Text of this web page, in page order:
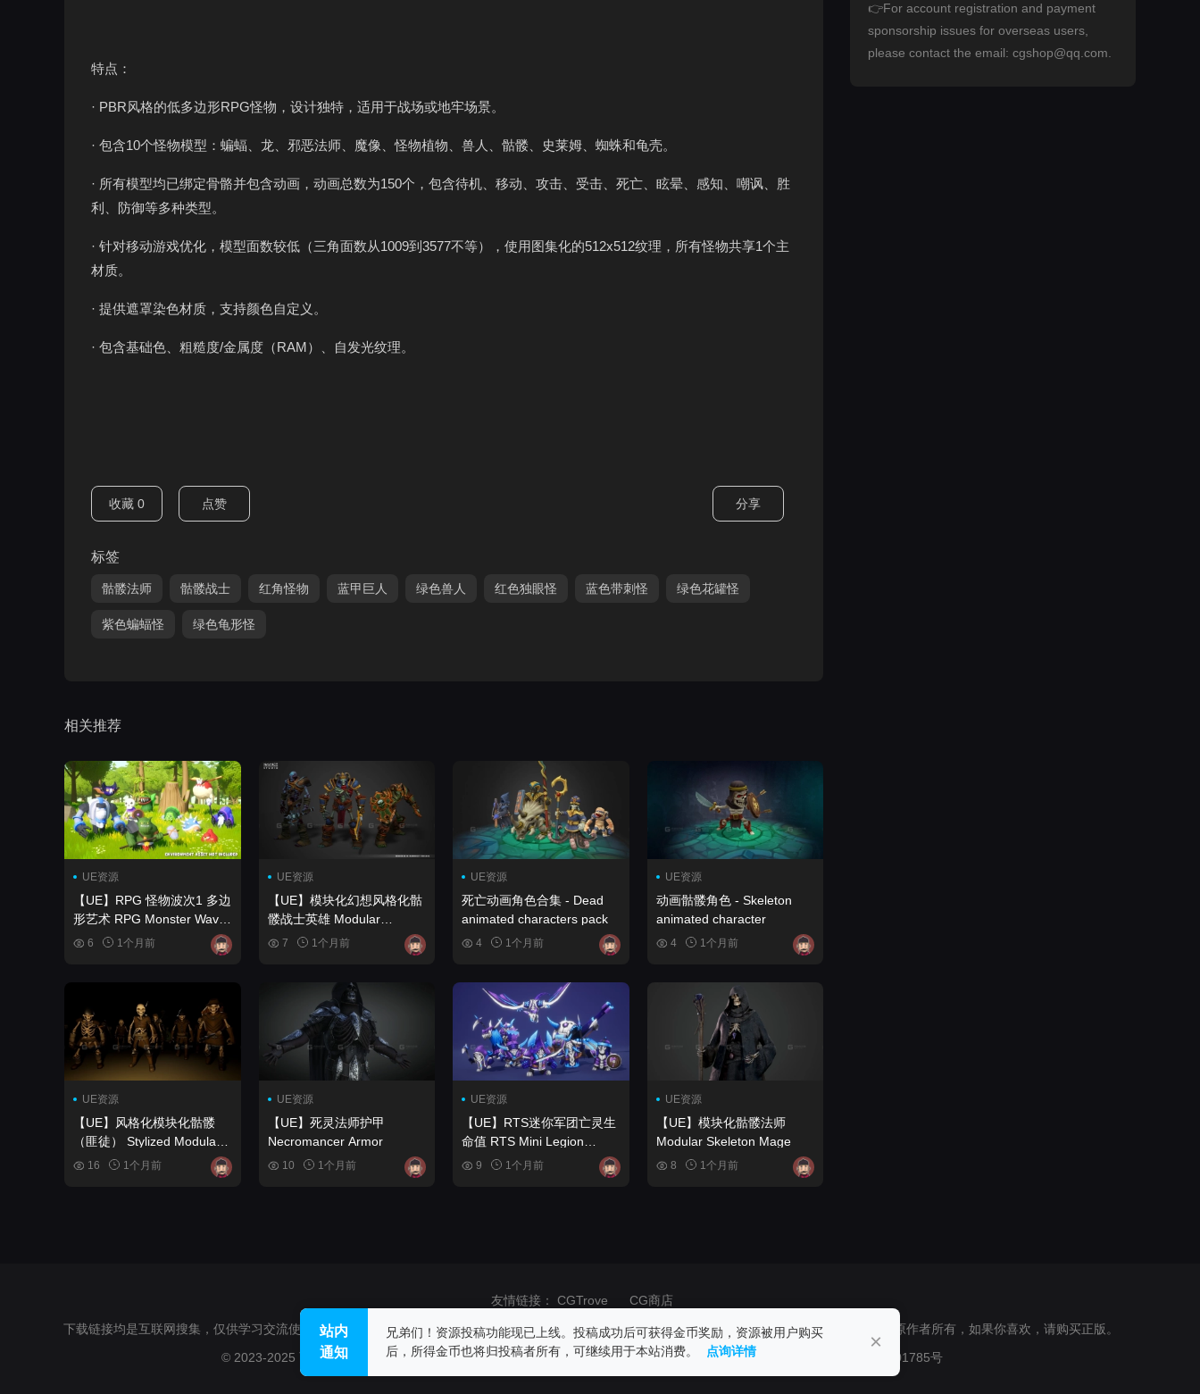
站内
通知
兄弟们！资源投稿功能现已上线。投稿成功后可获得金币奖励，资源被用户购买
后，所得金币也将归投稿者所有，可继续用于本站消费。
点询详情 ×
特点：
· PBR风格的低多边形RPG怪物，设计独特，适用于战场或地牢场景。
· 包含10个怪物模型：蝙蝠、龙、邪恶法师、魔像、怪物植物、兽人、骷髅、史莱姆、蜘蛛和龟壳。
· 所有模型均已绑定骨骼并包含动画，动画总数为150个，包含待机、移动、攻击、受击、死亡、眩晕、感知、嘲讽、胜
利、防御等多种类型。
· 针对移动游戏优化，模型面数较低（三角面数从1009到3577不等），使用图集化的512x512纹理，所有怪物共享1个主
材质。
· 提供遮罩染色材质，支持颜色自定义。
· 包含基础色、粗糙度/金属度（RAM）、自发光纹理。
收藏 0 点赞 分享
标签
骷髅法师 骷髅战士 红角怪物 蓝甲巨人 绿色兽人 红色独眼怪 蓝色带刺怪 绿色花罐怪
紫色蝙蝠怪 绿色龟形怪
相关推荐
UE资源
【UE】RPG 怪物波次1 多边
形艺术 RPG Monster Wave
1 Polyart
6 1个月前
UE资源
【UE】模块化幻想风格化骷
髅战士英雄 Modular
Fantasy Stylized Skeleton
7 1个月前
UE资源
死亡动画角色合集 - Dead
animated characters pack
4 1个月前
UE资源
动画骷髅角色 - Skeleton
animated character
4 1个月前
UE资源
【UE】风格化模块化骷髅
（匪徒） Stylized Modular
Skeletons (Bandits)
16 1个月前
UE资源
【UE】死灵法师护甲
Necromancer Armor
10 1个月前
UE资源
【UE】RTS迷你军团亡灵生
命值 RTS Mini Legion
Undead HP
9 1个月前
UE资源
【UE】模块化骷髅法师
Modular Skeleton Mage
8 1个月前
👉For account registration and payment
sponsorship issues for overseas users,
please contact the email: cgshop@qq.com.
友情链接： CGTrove
CG商店
下载链接均是互联网搜集，仅供学习交流使用，不得用于任何商业用途！请在24小时内删除！如果发生版权纠纷与网站无关，请自重！ 所有素材版权归原作者所有，如果你喜欢，请购买正版。
© 2023-2025 西基杂货铺www.cggou.com, All rights reserved 丨陇ICP备2023005140号 丨 甘公网安备62010302001785号